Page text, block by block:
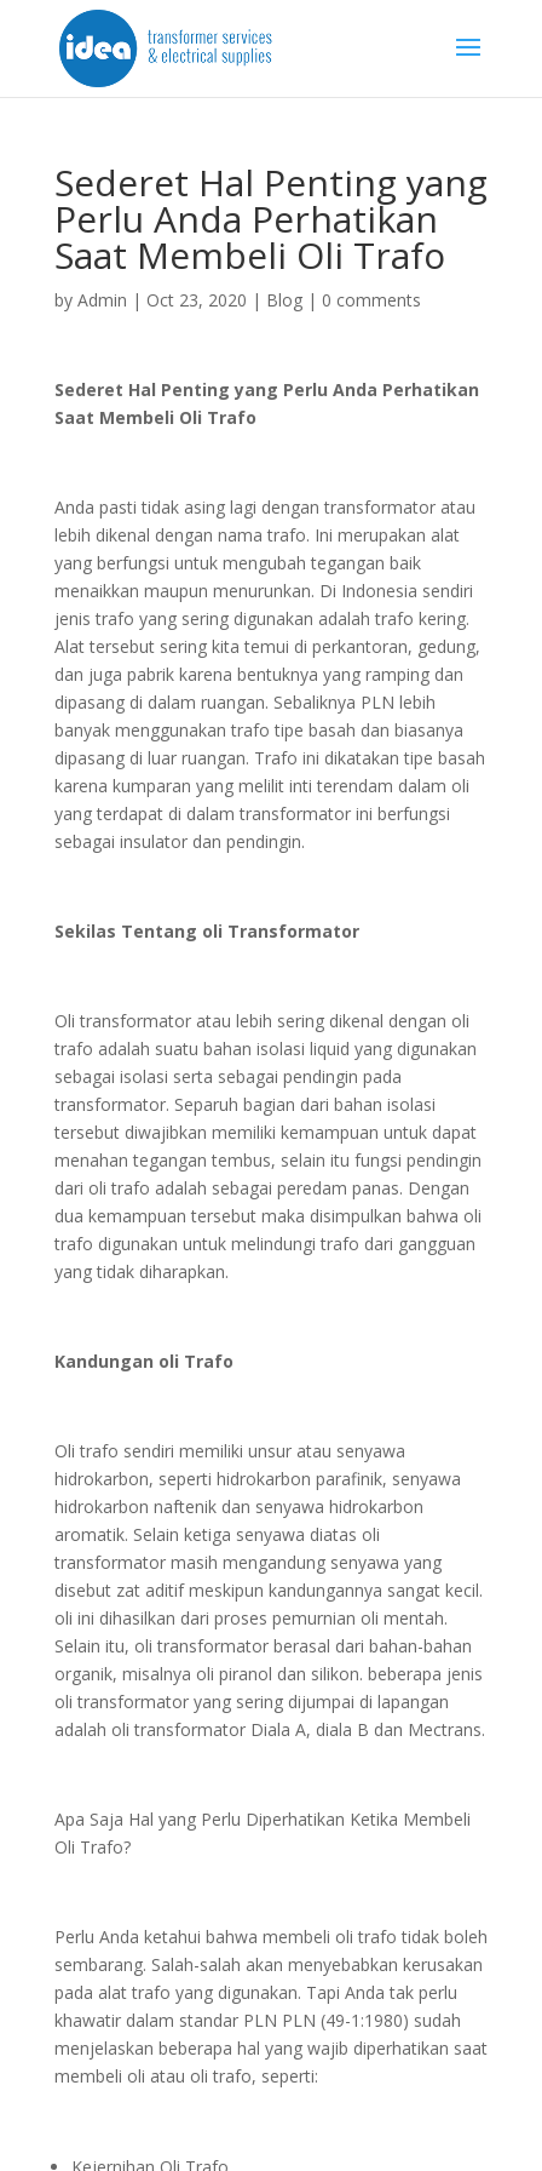
Sederet Hal Penting yang
Perlu Anda Perhatikan
Saat Membeli Oli Trafo
by Admin | Oct 23, 2020 | Blog| 0 comments
Sederet Hal Penting yang Perlu Anda Perhatikan
Saat Membeli Oli Trafo
Anda pasti tidak asing lagi dengan transformator atau
lebih dikenal dengan nama trafo. Ini merupakan alat
yang berfungsi untuk mengubah tegangan baik
menaikkan maupun menurunkan. Di Indonesia sendiri
jenis trafo yang sering digunakan adalah trafo kering.
Alat tersebut sering kita temui di perkantoran, gedung,
dan juga pabrik karena bentuknya yang ramping dan
dipasang di dalam ruangan. Sebaliknya PLN lebih
banyak menggunakan trafo tipe basah dan biasanya
dipasang di luar ruangan. Trafo ini dikatakan tipe basah
karena kumparan yang melilit inti terendam dalam oli
yang terdapat di dalam transformator ini berfungsi
sebagai insulator dan pendingin.
Sekilas Tentang oli Transformator
Oli transformator atau lebih sering dikenal dengan oli
trafo adalah suatu bahan isolasi liquid yang digunakan
sebagai isolasi serta sebagai pendingin pada
transformator. Separuh bagian dari bahan isolasi
tersebut diwajibkan memiliki kemampuan untuk dapat
menahan tegangan tembus, selain itu fungsi pendingin
dari oli trafo adalah sebagai peredam panas. Dengan
dua kemampuan tersebut maka disimpulkan bahwa oli
trafo digunakan untuk melindungi trafo dari gangguan
yang tidak diharapkan.
Kandungan oli Trafo
Oli trafo sendiri memiliki unsur atau senyawa
hidrokarbon, seperti hidrokarbon parafinik, senyawa
hidrokarbon naftenik dan senyawa hidrokarbon
aromatik. Selain ketiga senyawa diatas oli
transformator masih mengandung senyawa yang
disebut zat aditif meskipun kandungannya sangat kecil.
oli ini dihasilkan dari proses pemurnian oli mentah.
Selain itu, oli transformator berasal dari bahan-bahan
organik, misalnya oli piranol dan silikon. beberapa jenis
oli transformator yang sering dijumpai di lapangan
adalah oli transformator Diala A, diala B dan Mectrans.
Apa Saja Hal yang Perlu Diperhatikan Ketika Membeli
Oli Trafo?
Perlu Anda ketahui bahwa membeli oli trafo tidak boleh
sembarang. Salah-salah akan menyebabkan kerusakan
pada alat trafo yang digunakan. Tapi Anda tak perlu
khawatir dalam standar PLN PLN (49-1:1980) sudah
menjelaskan beberapa hal yang wajib diperhatikan saat
membeli oli atau oli trafo, seperti: